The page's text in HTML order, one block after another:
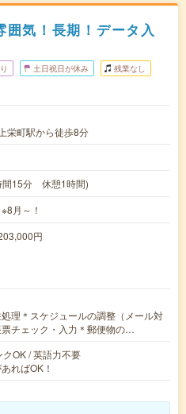
囲気！長期！データ入
土日祝日が休み 残業なし
栄町駅から徒歩8分
間15分 休憩1時間)
月～！
円
理＊スケジュールの調整（メール対
チェック・入力＊郵便物の…
OK / 英語力不要
ればOK！